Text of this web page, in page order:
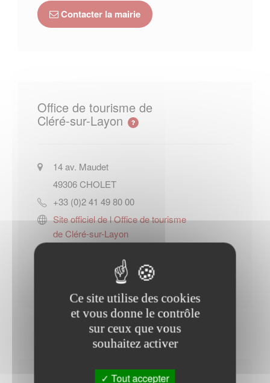
Contacter la mairie
Office de tourisme de
Cléré-sur-Layon
14 av. Maudet
49306CHOLET
+33 (0)2 41 49 80 00
Site officiel de l Office de tourisme
de Cléré-sur-Layon
Contacter l'office de tourisme
Ce site utilise des cookies
et vous donne le contrôle
sur ceux que vous
souhaitez activer
Tout accepter